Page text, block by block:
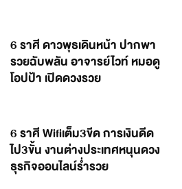
6 ราศี ดาวพุธเดินหน้า ปากพา
รวยฉับพลัน อาจารย์ไวท์ หมอดู
โอปป้า เปิดดวงรวย
6 ราศี Wifiเต็ม3ขีด การเงินดีด
ไป3ขั้น งานต่างประเทศหนุนดวง
ธุรกิจออนไลน์ร่ำรวย